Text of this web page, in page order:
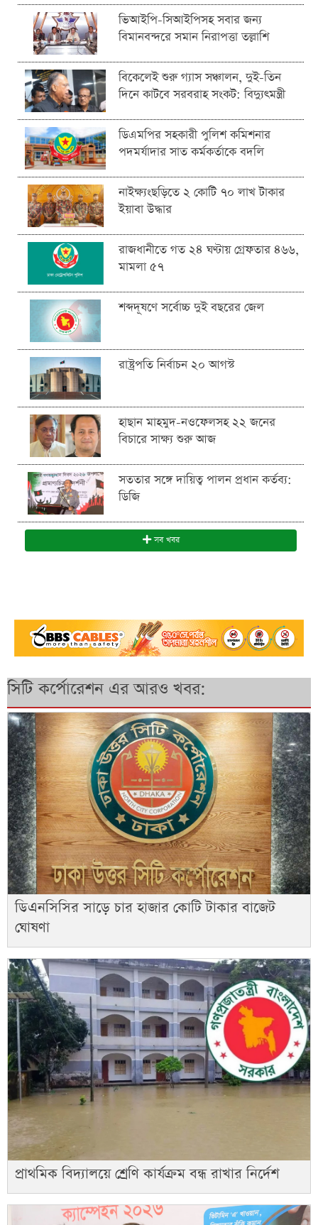
ভিআইপি-সিআইপিসহ সবার জন্য
বিমানবন্দরে সমান নিরাপত্তা তল্লাশি
বিকেলেই শুরু গ্যাস সঞ্চালন, দুই-তিন
দিনে কাটবে সরবরাহ সংকট: বিদ্যুৎমন্ত্রী
ডিএমপির সহকারী পুলিশ কমিশনার
পদমর্যাদার সাত কর্মকর্তাকে বদলি
নাইক্ষ্যংছড়িতে ২ কোটি ৭০ লাখ টাকার
ইয়াবা উদ্ধার
রাজধানীতে গত ২৪ ঘণ্টায় গ্রেফতার ৪৬৬,
মামলা ৫৭
শব্দদূষণে সর্বোচ্চ দুই বছরের জেল
রাষ্ট্রপতি নির্বাচন ২০ আগস্ট
হাছান মাহমুদ-নওফেলসহ ২২ জনের
বিচারে সাক্ষ্য শুরু আজ
সততার সঙ্গে দায়িত্ব পালন প্রধান কর্তব্য:
ডিজি
সব খবর
সিটি কর্পোরেশন এর আরও খবর:
ডিএনসিসির সাড়ে চার হাজার কোটি টাকার বাজেট
ঘোষণা
প্রাথমিক বিদ্যালয়ে শ্রেণি কার্যক্রম বন্ধ রাখার নির্দেশ